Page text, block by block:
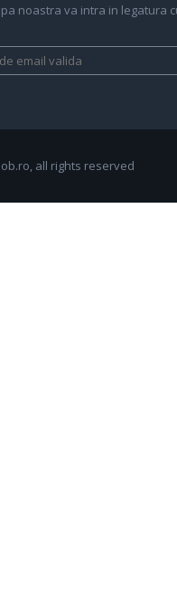
noastra va intra in legatura
all rights reserved